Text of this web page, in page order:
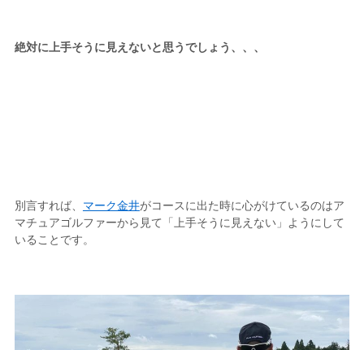
絶対に上手そうに見えないと思うでしょう、、、
別言すれば、 マーク金井がコースに出た時に心がけているのはア
マチュアゴルファーから見て「上手そうに見えない」ようにして
いることです。